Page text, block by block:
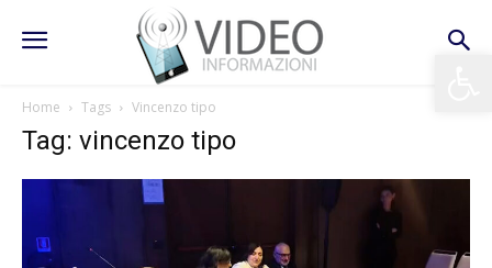
Home Tags Vincenzo tipo
Tag: vincenzo tipo